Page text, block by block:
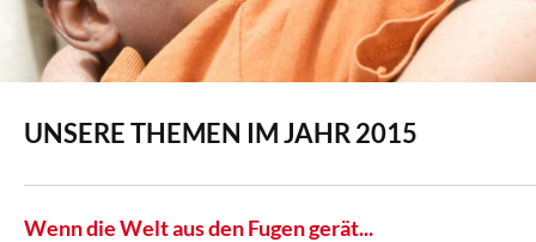
UNSERE THEMEN IM JAHR 2015
Wenn die Welt aus den Fugen gerät...